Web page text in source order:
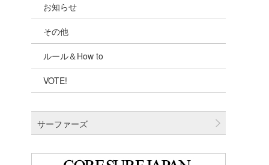
湘南
千葉北
伊豆
千葉南
四国
沖縄
お知らせ
その他
ルール＆How to
VOTE!
サーファーズ